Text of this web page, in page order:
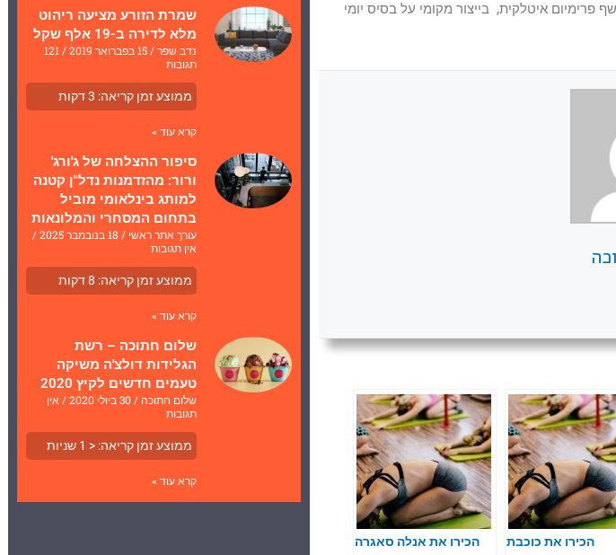
איטלקית, בייצור מקומי על בסיס יומי
הכירו את כוכבת
הכירו את אנלה סאגרה
שמרת הזורע מציעה ריהוט
מלא לדירה ב-19 אלף שקל
נדב שפר 15 בפברואר 2019
121
תגובות
ממוצע זמן קריאה: 3דקות
קרא עוד »
סיפור ההצלחה של ג'ורג'
ורור: מהזדמנות נדל"ן קטנה
למותג בינלאומי מוביל
בתחום המסחרי והמלונאות
עורך אתר ראשי 18 בנובמבר 2025
אין תגובות
ממוצע זמן קריאה: 8דקות
קרא עוד »
שלום חתוכה – רשת
הגלידות דולצ'ה משיקה
טעמים חדשים לקיץ 2020
שלום חתוכה 30 ביולי 2020
אין
תגובות
ממוצע זמן קריאה: < 1 שניות
קרא עוד »